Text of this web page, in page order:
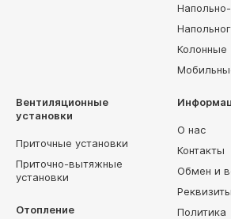
Колонные
Вентиляционные
установки
Приточные установки
Приточно-вытяжные
установки
Отопление
О нас
Контакты
Обмен и
Реквизиты
Политика